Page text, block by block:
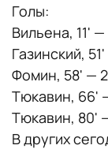
Голы:
Вильена, 11' —
Газинский,
Фомин, 58' —
Тюкавин, 66'
Тюкавин, 80'
В других